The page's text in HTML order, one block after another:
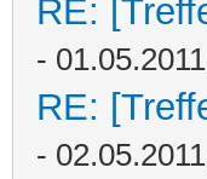
RE:
-
RE:
-